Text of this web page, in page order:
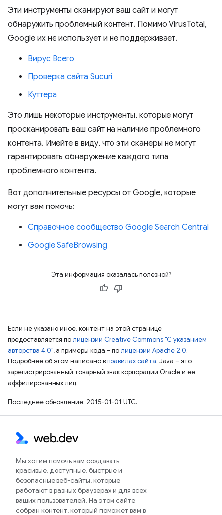
Эти инструменты сканируют ваш сайт и могут
обнаружить проблемный контент. Помимо VirusTotal,
Google их не использует и не поддерживает.
Вирус Всего
Проверка сайта Sucuri
Куттера
Это лишь некоторые инструменты, которые могут
просканировать ваш сайт на наличие проблемного
контента. Имейте в виду, что эти сканеры не могут
гарантировать обнаружение каждого типа
проблемного контента.
Вот дополнительные ресурсы от Google, которые
могут вам помочь:
Справочное сообщество Google Search Central
Google SafeBrowsing
Эта информация оказалась полезной?
Если не указано иное, контент на этой странице
предоставляется полицензии Creative Commons "С указанием
авторства 4.0", а примеры кода – полицензии Apache 2.0.
Подробнее об этом написано вправилах сайта. Java – это
зарегистрированный товарный знак корпорации Oracle и ее
аффилированных лиц.
Последнее обновление: 2015-01-01 UTC.
Мы хотим помочь вам создавать
красивые, доступные, быстрые и
безопасные веб-сайты, которые
работают в разных браузерах и для всех
ваших пользователей. На этом сайте
собран контент, который поможет вам в